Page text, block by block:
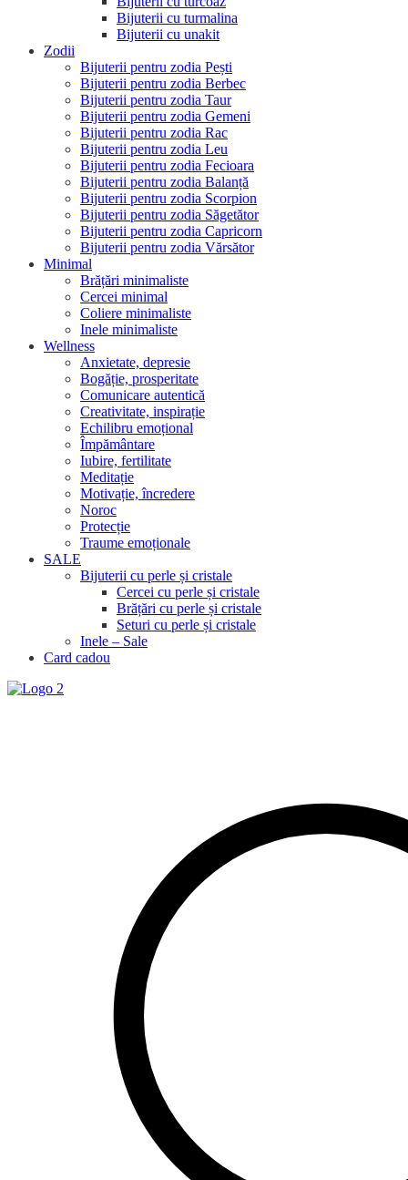
Bijuterii cu turmalina
Bijuterii cu unakit
Zodii
Bijuterii pentru zodia Pești
Bijuterii pentru zodia Berbec
Bijuterii pentru zodia Taur
Bijuterii pentru zodia Gemeni
Bijuterii pentru zodia Rac
Bijuterii pentru zodia Leu
Bijuterii pentru zodia Fecioara
Bijuterii pentru zodia Balanță
Bijuterii pentru zodia Scorpion
Bijuterii pentru zodia Săgetător
Bijuterii pentru zodia Capricorn
Bijuterii pentru zodia Vărsător
Minimal
Brățări minimaliste
Cercei minimal
Coliere minimaliste
Inele minimaliste
Wellness
Anxietate, depresie
Bogăție, prosperitate
Comunicare autentică
Creativitate, inspirație
Echilibru emoțional
Împământare
Iubire, fertilitate
Meditație
Motivație, încredere
Noroc
Protecție
Traume emoționale
SALE
Bijuterii cu perle și cristale
Cercei cu perle și cristale
Brățări cu perle și cristale
Seturi cu perle și cristale
Inele – Sale
Card cadou